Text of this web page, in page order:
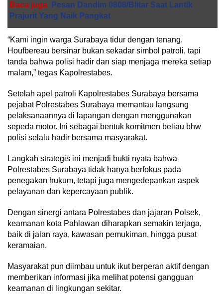
Baca juga
Pesan Dandim 0808/Blitar Saat Lantik
Prajurit Yang Naik Pangkat
“Kami ingin warga Surabaya tidur dengan tenang.
Houfbereau bersinar bukan sekadar simbol patroli, tapi
tanda bahwa polisi hadir dan siap menjaga mereka setiap
malam,” tegas Kapolrestabes.
Setelah apel patroli Kapolrestabes Surabaya bersama
pejabat Polrestabes Surabaya memantau langsung
pelaksanaannya di lapangan dengan menggunakan
sepeda motor. Ini sebagai bentuk komitmen beliau bhw
polisi selalu hadir bersama masyarakat.
Langkah strategis ini menjadi bukti nyata bahwa
Polrestabes Surabaya tidak hanya berfokus pada
penegakan hukum, tetapi juga mengedepankan aspek
pelayanan dan kepercayaan publik.
Dengan sinergi antara Polrestabes dan jajaran Polsek,
keamanan kota Pahlawan diharapkan semakin terjaga,
baik di jalan raya, kawasan pemukiman, hingga pusat
keramaian.
Masyarakat pun diimbau untuk ikut berperan aktif dengan
memberikan informasi jika melihat potensi gangguan
keamanan di lingkungan sekitar.